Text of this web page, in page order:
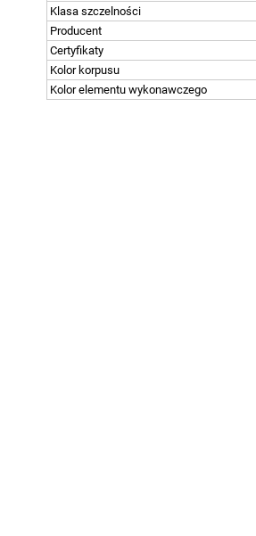
Klasa szczelności
Producent
Certyfikaty
Kolor korpusu
Kolor elementu wykonawczego